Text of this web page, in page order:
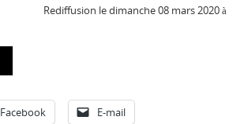
Rediffusion le dimanche 08 mars 2020 à
Facebook E-mail